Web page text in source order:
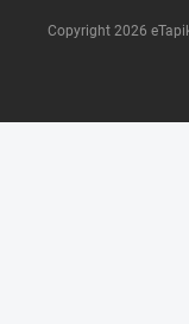
Copyright 2026